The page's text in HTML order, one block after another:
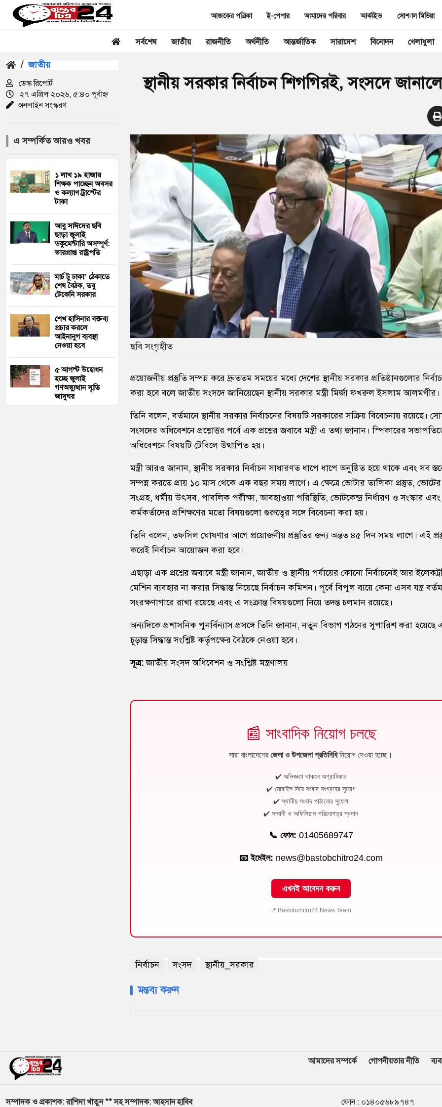
আজকের পত্রিকা ই-পেপার আমাদের পরিবার আর্কাইভ সোশ্যাল মিডিয়া
সর্বশেষ জাতীয় রাজনীতি অর্থনীতি আন্তর্জাতিক সারাদেশ বিনোদন খেলাধুলা
/ জাতীয়
ডেস্ক রিপোর্ট
২৭ এপ্রিল ২০২৬, ৫:৪০ পূর্বাহ্ন
অনলাইন সংস্করণ
এ সম্পর্কিত আরও খবর
১ লাখ ১৯ হাজার
শিক্ষক পাচ্ছেন অবসর
ও কল্যাণ ট্রাস্টের
টাকা
আবু সাঈদের ছবি
ছাড়া জুলাই
ডকুমেন্টারি অসম্পূর্ণ:
ভারপ্রাপ্ত রাষ্ট্রপতি
মার্চ টু ঢাকা’ ঠেকাতে
শেষ বৈঠক, তবু
টেকেনি সরকার
শেখ হাসিনার বক্তব্য
প্রচার করলে
আইনানুগ ব্যবস্থা
নেওয়া হবে
৫ আগস্ট উদ্বোধন
হচ্ছে জুলাই
গণঅভ্যুত্থান স্মৃতি
জাদুঘর
স্থানীয় সরকার নির্বাচন শিগগিরই, সংসদে
ছবি সংগৃহীত
প্রয়োজনীয় প্রস্তুতি সম্পন্ন করে দ্রুততম সময়ের মধ্যে দেশের স্থানীয় সরকার প্রতিষ্ঠানগুলোর
করা হবে বলে জাতীয় সংসদে জানিয়েছেন স্থানীয় সরকার মন্ত্রী মির্জা ফখরুল ইসলাম আলমগীর।
তিনি বলেন, বর্তমানে স্থানীয় সরকার নির্বাচনের বিষয়টি সরকারের সক্রিয় বিবেচনায় রয়েছে।
সংসদের অধিবেশনে প্রশ্নোত্তর পর্বে এক প্রশ্নের জবাবে মন্ত্রী এ তথ্য জানান। স্পিকারের
অধিবেশনে বিষয়টি টেবিলে উত্থাপিত হয়।
মন্ত্রী আরও জানান, স্থানীয় সরকার নির্বাচন সাধারণত ধাপে ধাপে অনুষ্ঠিত হয়ে থাকে এবং সব
সম্পন্ন করতে প্রায় ১০ মাস থেকে এক বছর সময় লাগে। এ ক্ষেত্রে ভোটার তালিকা প্রস্তুত, ভোটের
সংগ্রহ, ধর্মীয় উৎসব, পাবলিক পরীক্ষা, আবহাওয়া পরিস্থিতি, ভোটকেন্দ্র নির্ধারণ ও সংস্কার এবং
কর্মকর্তাদের প্রশিক্ষণের মতো বিষয়গুলো গুরুত্বের সঙ্গে বিবেচনা করা হয়।
তিনি বলেন, তফসিল ঘোষণার আগে প্রয়োজনীয় প্রস্তুতির জন্য অন্তত ৪৫ দিন সময় লাগে। এই
করেই নির্বাচন আয়োজন করা হবে।
এছাড়া এক প্রশ্নের জবাবে মন্ত্রী জানান, জাতীয় ও স্থানীয় পর্যায়ের কোনো নির্বাচনেই আর
মেশিন ব্যবহার না করার সিদ্ধান্ত নিয়েছে নির্বাচন কমিশন। পূর্বে বিপুল ব্যয়ে কেনা এসব যন্ত্র
সংরক্ষণাগারে রাখা রয়েছে এবং এ সংক্রান্ত বিষয়গুলো নিয়ে তদন্ত চলমান রয়েছে।
অন্যদিকে প্রশাসনিক পুনর্বিন্যাস প্রসঙ্গে তিনি জানান, নতুন বিভাগ গঠনের সুপারিশ করা
চূড়ান্ত সিদ্ধান্ত সংশ্লিষ্ট কর্তৃপক্ষের বৈঠকে নেওয়া হবে।
সূত্র:জাতীয় সংসদ অধিবেশন ও সংশ্লিষ্ট মন্ত্রণালয়
📰 সাংবাদিক নিয়োগ চলছে
সারা বাংলাদেশেরজেলা ও উপজেলা প্রতিনিধিনিয়োগ দেওয়া হচ্ছে।
✔️ অভিজ্ঞতা থাকলে অগ্রাধিকার
✔️ মোবাইল দিয়ে সংবাদ সংগ্রহের সুযোগ
✔️ স্থানীয় সংবাদ পাঠানোর সুযোগ
✔️ সম্মানী ও অফিসিয়াল পরিচয়পত্র প্রদান
📞 ফোন: 01405689747
📧 ইমেইল: news@bastobchitro24.com
এখনই আবেদন করুন
📍 Bastobchitro24 News Team
নির্বাচন সংসদ স্থানীয়_সরকার
মন্তব্য করুন
আমাদের সম্পর্কে গোপনীয়তার নীতি
সম্পাদক ও প্রকাশক: রাশিদা খাতুন ** সহ সম্পাদক: আহসান হাবিব ফোন :